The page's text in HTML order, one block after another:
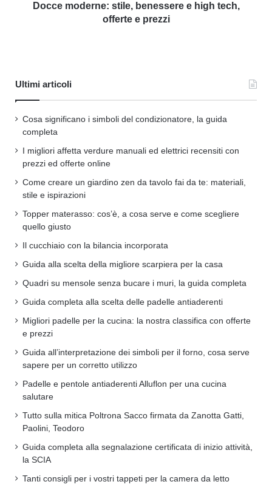
Docce moderne: stile, benessere e high tech,
offerte e prezzi
Ultimi articoli
Cosa significano i simboli del condizionatore, la guida
completa
I migliori affetta verdure manuali ed elettrici recensiti con
prezzi ed offerte online
Come creare un giardino zen da tavolo fai da te: materiali,
stile e ispirazioni
Topper materasso: cos’è, a cosa serve e come scegliere
quello giusto
Il cucchiaio con la bilancia incorporata
Guida alla scelta della migliore scarpiera per la casa
Quadri su mensole senza bucare i muri, la guida completa
Guida completa alla scelta delle padelle antiaderenti
Migliori padelle per la cucina: la nostra classifica con offerte
e prezzi
Guida all’interpretazione dei simboli per il forno, cosa serve
sapere per un corretto utilizzo
Padelle e pentole antiaderenti Alluflon per una cucina
salutare
Tutto sulla mitica Poltrona Sacco firmata da Zanotta Gatti,
Paolini, Teodoro
Guida completa alla segnalazione certificata di inizio attività,
la SCIA
Tanti consigli per i vostri tappeti per la camera da letto